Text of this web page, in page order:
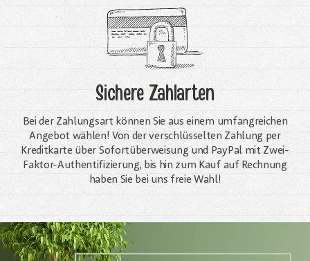
Sichere Zahlarten
Bei der Zahlungsart können Sie aus einem umfangreichen
Angebot wählen! Von der verschlüsselten Zahlung per
Kreditkarte über Sofortüberweisung und PayPal mit Zwei-
Faktor-Authentifizierung, bis hin zum Kauf auf Rechnung
haben Sie bei uns freie Wahl!